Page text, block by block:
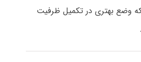
که وضع بهتری در تکمیل ظرفیت